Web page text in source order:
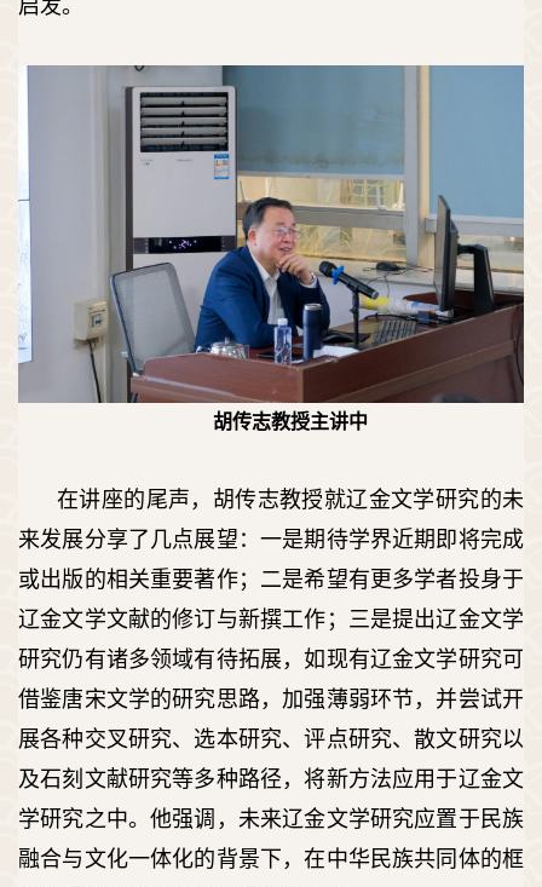
启发。
胡传志教授主讲中
在讲座的尾声，胡传志教授就辽金文学研究的未
来发展分享了几点展望：一是期待学界近期即将完成
或出版的相关重要著作；二是希望有更多学者投身于
辽金文学文献的修订与新撰工作；三是提出辽金文学
研究仍有诸多领域有待拓展，如现有辽金文学研究可
借鉴唐宋文学的研究思路，加强薄弱环节，并尝试开
展各种交叉研究、选本研究、评点研究、散文研究以
及石刻文献研究等多种路径，将新方法应用于辽金文
学研究之中。他强调，未来辽金文学研究应置于民族
融合与文化一体化的背景下，在中华民族共同体的框